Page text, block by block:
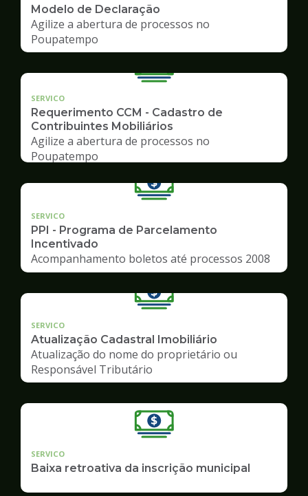
Modelo de Declaração
Agilize a abertura de processos no
Poupatempo
SERVICO
Requerimento CCM - Cadastro de
Contribuintes Mobiliários
Agilize a abertura de processos no
Poupatempo
SERVICO
PPI - Programa de Parcelamento
Incentivado
Acompanhamento boletos até processos 2008
SERVICO
Atualização Cadastral Imobiliário
Atualização do nome do proprietário ou
Responsável Tributário
SERVICO
Baixa retroativa da inscrição municipal